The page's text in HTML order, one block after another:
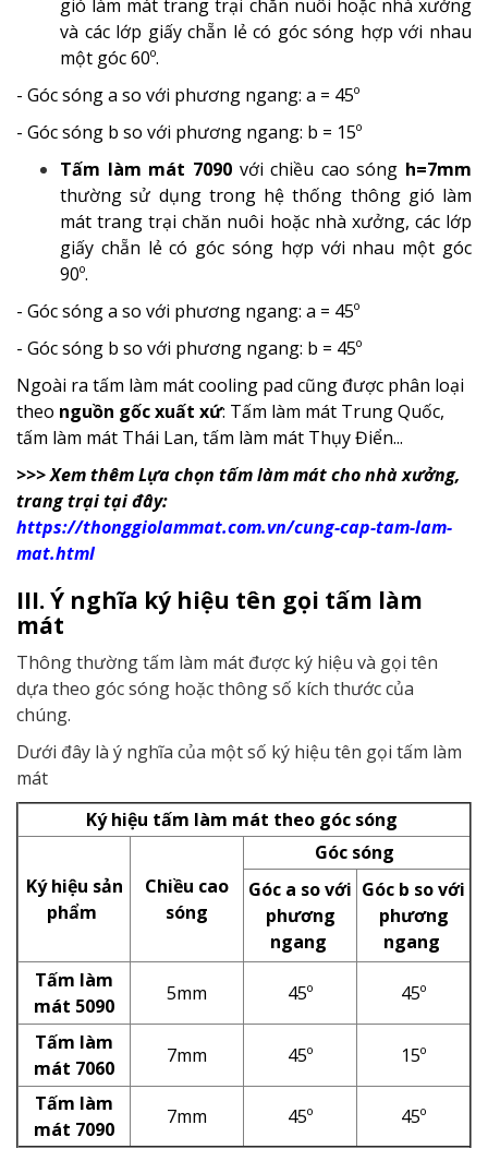
gió làm mát trang trại chăn nuôi hoặc nhà xưởng
và các lớp giấy chẵn lẻ có góc sóng hợp với nhau
một góc 60º.
- Góc sóng a so với phương ngang: a = 45º
- Góc sóng b so với phương ngang: b = 15º
Tấm làm mát 7090với chiều cao sóng h=7mm
thường sử dụng trong hệ thống thông gió làm
mát trang trại chăn nuôi hoặc nhà xưởng, các lớp
giấy chẵn lẻ có góc sóng hợp với nhau một góc
90º.
- Góc sóng a so với phương ngang: a = 45º
- Góc sóng b so với phương ngang: b = 45º
Ngoài ra tấm làm mát cooling pad cũng được phân loại
theo nguồn gốc xuất xứ: Tấm làm mát Trung Quốc,
tấm làm mát Thái Lan, tấm làm mát Thụy Điển...
>>> Xem thêm Lựa chọn tấm làm mát cho nhà xưởng,
trang trại tại đây:
https://thonggiolammat.com.vn/cung-cap-tam-lam-
mat.html
III. Ý nghĩa ký hiệu tên gọi tấm làm
mát
Thông thường tấm làm mát được ký hiệu và gọi tên
dựa theo góc sóng hoặc thông số kích thước của
chúng.
Dưới đây là ý nghĩa của một số ký hiệu tên gọi tấm làm
mát
Ký hiệu tấm làm mát theo góc sóng
Ký hiệu sản
phẩm
Chiều cao
sóng
Góc sóng
Góc a so với
phương
ngang
Góc b so với
phương
ngang
Tấm làm
mát 5090
5mm 45º 45º
Tấm làm
mát 7060
7mm 45º
15º
Tấm làm
mát 7090
7mm 45º 45º